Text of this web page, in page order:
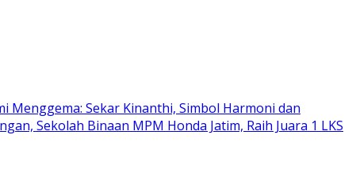
Menggema: Sekar Kinanthi, Simbol Harmoni dan
Sekolah Binaan MPM Honda Jatim, Raih Juara 1 LKS